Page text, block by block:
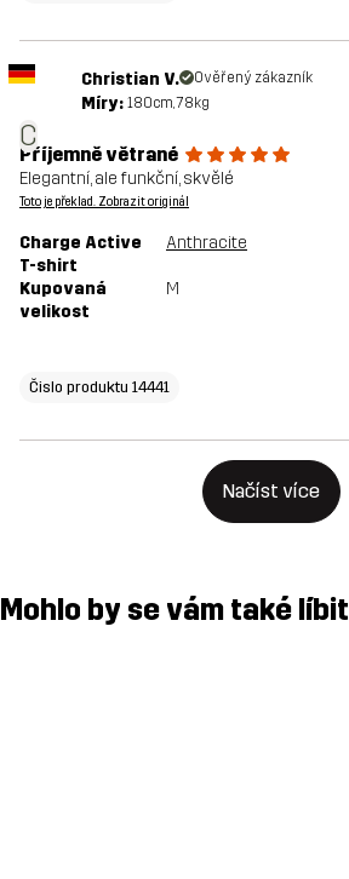
C
Christian V. Ověřený zákazník
Míry: 180cm, 78kg
Příjemně větrané
Elegantní, ale funkční, skvělé
Toto je překlad. Zobrazit originál
Charge Active
T-shirt
Anthracite
Kupovaná
velikost
M
Čislo produktu 14441
Načíst více
Mohlo by se vám také líbit